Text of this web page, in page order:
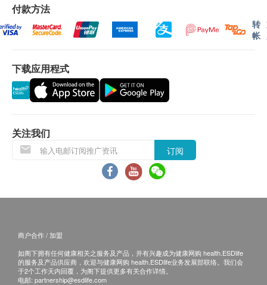
适合场所及建议使用次数
家居、办公室、汽车: 每月一次
学校、幼稚园、医院、老人院、酒店等: 每周一次
手部、衣服、出街物品: 经常喷
** 非酒精，不伤皮肤**
使用前上下摇匀(10次以上)。每次按3至5下喷头，
距离表面15至30 厘米均匀喷涂。
订单确认后将于 4 个工作天内安排送货，送货时间
为上午 9 时至下午 6 时。
不排除运送时间会因节日而有所影响。当八号烈风
会延迟。农历初一、初二及初三均会休息(不提供
送货)，敬请留意。
所有订单须视乎相关货品的供应情况再作最后确
单上的货品，健康网购health.ESDlife有权拒绝接
受该订单，并且会于送货前透过电话或电邮通知顾
在正常的使用环境下，保修产品的材料品质合符出
厂时之品管规格。
付款方法
转
帐
下载应用程式
关注我们
订阅
商户合作 / 加盟
如阁下拥有任何健康相关之服务及产品，并有兴趣成为健康网购 health.ESDlife
的服务及产品供应商，欢迎与健康网购 health.ESDlife业务发展部联络。我们会
于2个工作天内回覆，为阁下提供更多有关合作详情。
电邮: partnership@esdlife.com